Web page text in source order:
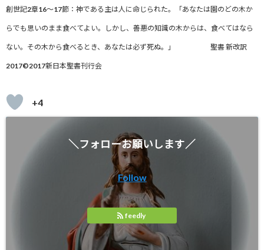
創世記2章16～17節：神である主は人に命じられた。「あなたは園のどの木か
らでも思いのまま食べてよい。しかし、善悪の知識の木からは、食べてはなら
ない。 その木から食べるとき、あなたは必ず死ぬ。」 聖書 新改訳
2017©2017新日本聖書刊行会
+4
＼フォローお願いします／
Follow
feedly